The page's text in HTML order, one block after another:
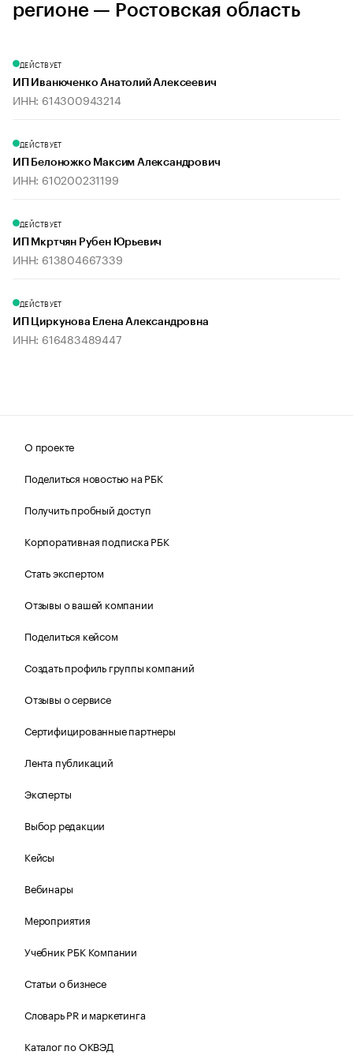
регионе — Ростовская область
ДЕЙСТВУЕТ
ИП Иванюченко Анатолий Алексеевич
ИНН: 614300943214
ДЕЙСТВУЕТ
ИП Белоножко Максим Александрович
ИНН: 610200231199
ДЕЙСТВУЕТ
ИП Мкртчян Рубен Юрьевич
ИНН: 613804667339
ДЕЙСТВУЕТ
ИП Циркунова Елена Александровна
ИНН: 616483489447
О проекте
Поделиться новостью на РБК
Получить пробный доступ
Корпоративная подписка РБК
Стать экспертом
Отзывы о вашей компании
Поделиться кейсом
Создать профиль группы компаний
Отзывы о сервисе
Сертифицированные партнеры
Лента публикаций
Эксперты
Выбор редакции
Кейсы
Вебинары
Мероприятия
Учебник РБК Компании
Статьи о бизнесе
Словарь PR и маркетинга
Каталог по ОКВЭД